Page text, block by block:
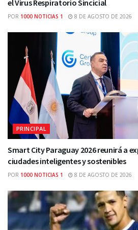
el Virus Respiratorio Sincicial
POR 1000 NOTICIAS 1 8 DE AGOSTO DE 2026
PRINCIPAL
Smart City Paraguay 2026 reunirá a
ciudades inteligentes y sostenibles
POR 1000 NOTICIAS 1 8 DE AGOSTO DE 2026